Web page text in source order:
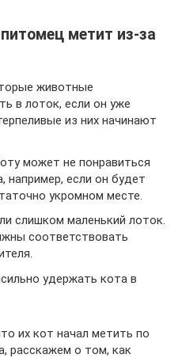
метит из-за
животные
в лоток, если он уже
из них начинают
может не понравиться
например, если он будет
укромном месте.
слишком маленький лоток.
соответствовать
удержать кота в
их кот начал метить по
расскажем о том, как